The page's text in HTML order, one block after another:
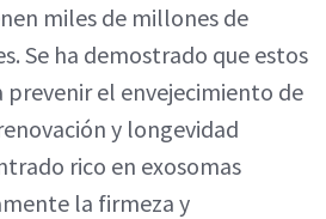
miles de millones de
Se ha demostrado que estos
prevenir el envejecimiento de
y longevidad
rico en exosomas
la firmeza y